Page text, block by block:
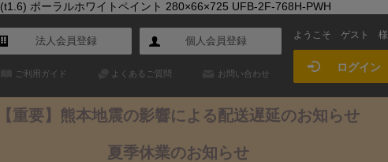
ポーラルホワイトペイント 280×66×725 UFB-2F-768H-PWH
法人会員登録 個人会員登録
ご利用ガイド よくあるご質問 お問い合わせ
ようこそ ゲスト 様
ログイン
重要】熊本地震の影響による配送遅延のお知らせ
夏季休業のお知らせ